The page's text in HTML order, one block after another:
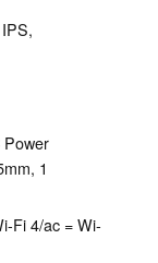
1
Fi 4/ac = Wi-